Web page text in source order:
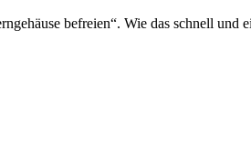
befreien“. Wie das schnell